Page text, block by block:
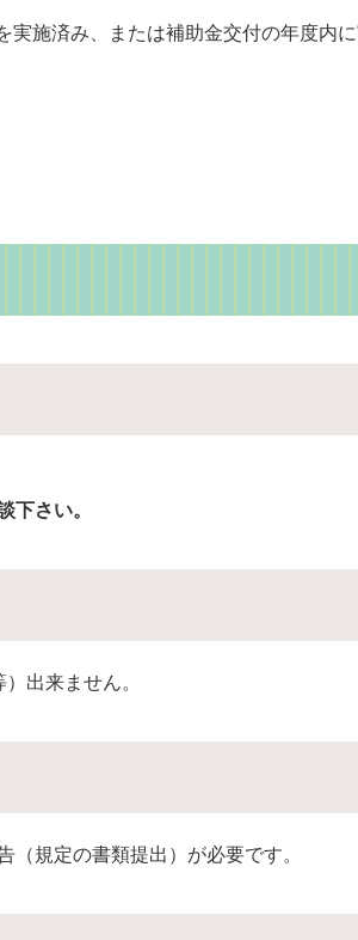
施済み、または補助金交付の年度内
さい。
出来ません。
規定の書類提出）が必要です。